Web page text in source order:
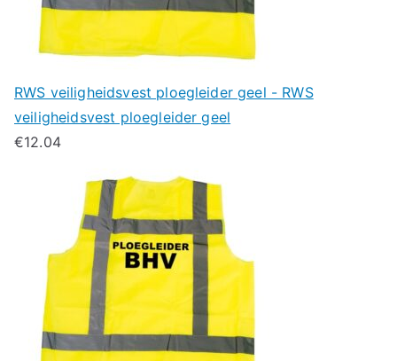
RWS veiligheidsvest ploegleider geel - RWS
veiligheidsvest ploegleider geel
€12.04